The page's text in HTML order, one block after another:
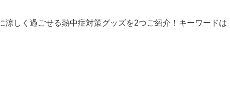
涼しく過ごせる熱中症対策グッズを2つご紹介！キーワードは